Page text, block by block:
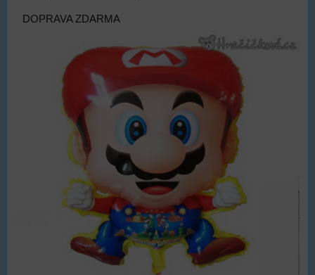
DOPRAVA ZDARMA